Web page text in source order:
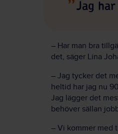
Jag
– Har man bra
det, säger Lina
– Jag tycker det
heltid har jag nu
Jag lägger det
behöver sällan
– Vi kommer med